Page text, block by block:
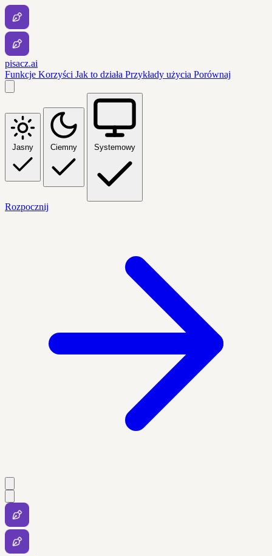
pisacz.ai
Funkcje Korzyści Jak to działa Przykłady użycia Porównaj
Jasny Ciemny Systemowy
Rozpocznij